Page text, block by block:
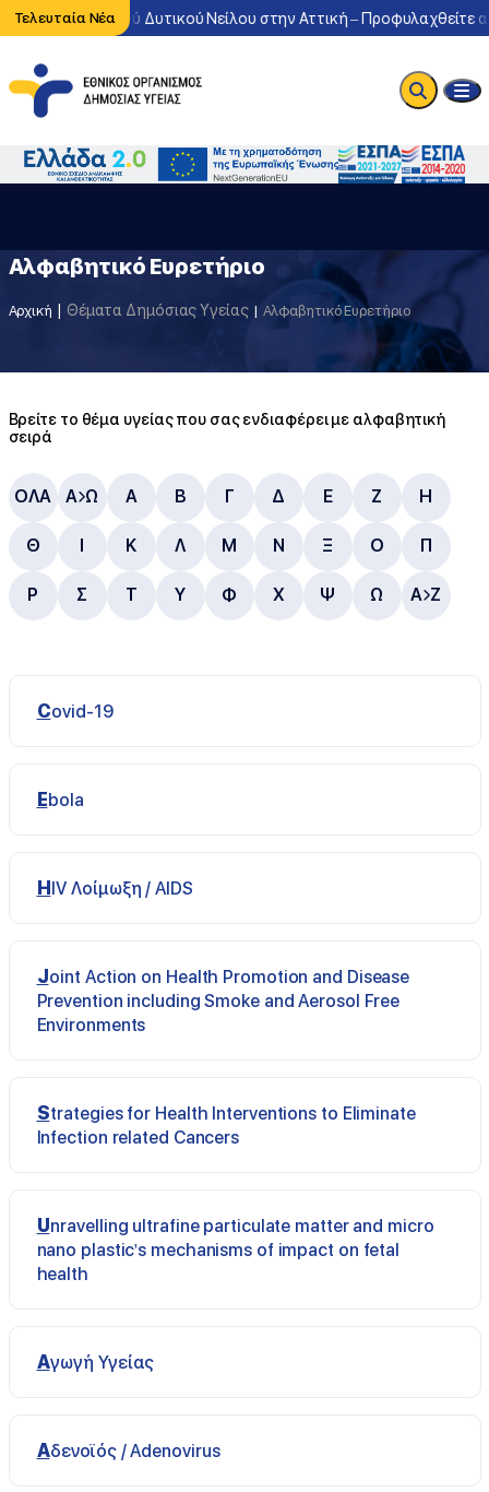
Τελευταία Νέα
του ιού Δυτικού Νείλου στην Αττική – Προφυλαχθείτε από
Αλφαβητικό Ευρετήριο
Αρχική Θέματα Δημόσιας Υγείας Αλφαβητικό Ευρετήριο
Βρείτε το θέμα υγείας που σας ενδιαφέρει με αλφαβητική
σειρά
ΟΛΑ Α Ω Α B Γ Δ E Ζ Η
Θ Κ Λ Μ Ν Ξ Ο Π
Ρ Σ Τ Υ Φ Χ Ψ Ω A Z
Covid-19
Ebola
HIV Λοίμωξη / AIDS
Joint Action on Health Promotion and Disease
Prevention including Smoke and Aerosol Free
Environments
Strategies for Health Interventions to Eliminate
Infection related Cancers
Unravelling ultrafine particulate matter and micro
nano plastic's mechanisms of impact on fetal
health
Αγωγή Υγείας
Αδενοϊός / Adenovirus